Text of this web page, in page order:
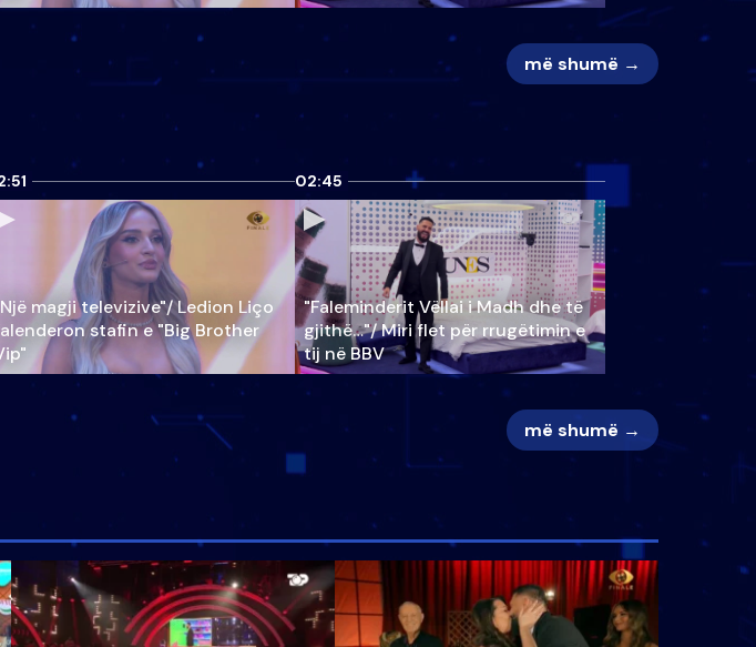
më shumë →
magji televizive"/ Ledion Liço
stafin e "Big Brother
02:45
"Faleminderit Vëllai i Madh dhe të
gjithë…"/ Miri flet për rrugëtimin e
tij në BBV
më shumë →